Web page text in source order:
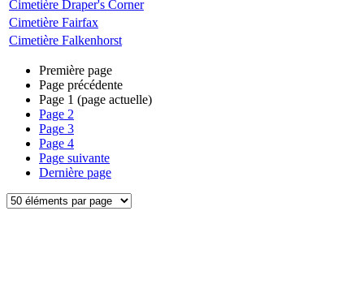
Cimetière Draper's Corner
Cimetière Fairfax
Cimetière Falkenhorst
Première page
Page précédente
Page 1 (page actuelle)
Page 2
Page 3
Page 4
Page suivante
Dernière page